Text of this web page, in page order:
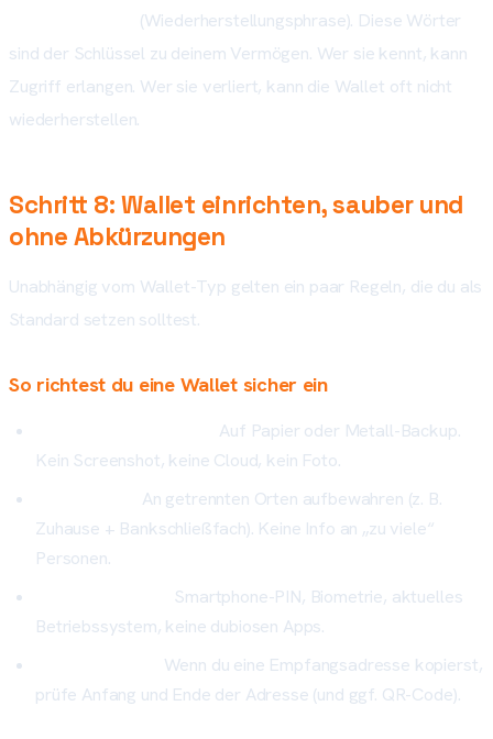
(Wiederherstellungsphrase). Diese Wörter
sind der Schlüssel zu deinem Vermögen. Wer sie kennt, kann
Zugriff erlangen. Wer sie verliert, kann die Wallet oft nicht
wiederherstellen.
Schritt 8: Wallet einrichten, sauber und
ohne Abkürzungen
Unabhängig vom Wallet-Typ gelten ein paar Regeln, die du als
Standard setzen solltest.
So richtest du eine Wallet sicher ein
Auf Papier oder Metall-Backup.
Kein Screenshot, keine Cloud, kein Foto.
An getrennten Orten aufbewahren (z. B.
Zuhause + Bankschließfach). Keine Info an „zu viele“
Personen.
Smartphone-PIN, Biometrie, aktuelles
Betriebssystem, keine dubiosen Apps.
Wenn du eine Empfangsadresse kopierst,
prüfe Anfang und Ende der Adresse (und ggf. QR-Code).